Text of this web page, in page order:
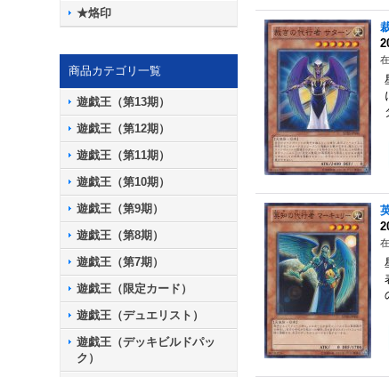
★烙印
商品カテゴリ一覧
遊戯王（第13期）
遊戯王（第12期）
遊戯王（第11期）
遊戯王（第10期）
遊戯王（第9期）
遊戯王（第8期）
遊戯王（第7期）
遊戯王（限定カード）
遊戯王（デュエリスト）
遊戯王（デッキビルドパッ
ク）